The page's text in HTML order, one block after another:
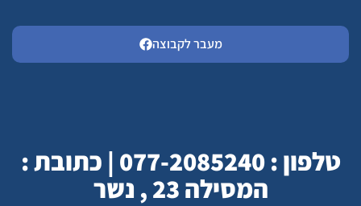
מעבר לקבוצה
טלפון : 077-2085240 | כתובת :
המסילה 23 , נשר